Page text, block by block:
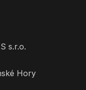
s.r.o.
Hory